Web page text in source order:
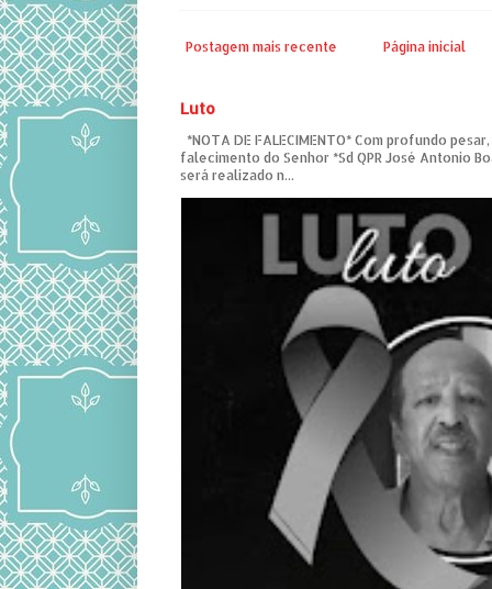
Postagem mais recente Página inicial
Luto
*NOTA DE FALECIMENTO* Com profundo
falecimento do Senhor *Sd QPR José Antonio
será realizado n...